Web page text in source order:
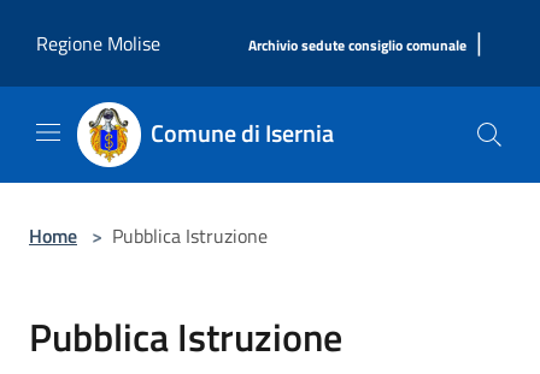
Regione Molise
Archivio sedute consiglio comunale |
Comune di Isernia
Home > Pubblica Istruzione
Pubblica Istruzione